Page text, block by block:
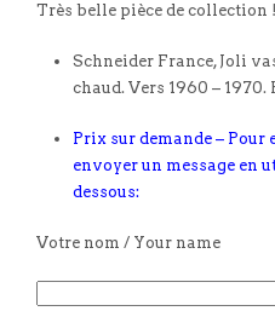
Très belle pièce de collection !
Schneider France, Joli
chaud. Vers 1960 – 1970.
Prix sur demande – Pour
envoyer un message en
dessous:
Votre nom / Your name